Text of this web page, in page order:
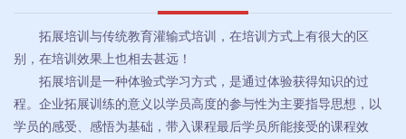
拓展培训与传统教育灌输式培训，在培训方式上有很大的区
别，在培训效果上也相去甚远！
拓展培训是一种体验式学习方式，是通过体验获得知识的过
程。企业拓展训练的意义以学员高度的参与性为主要指导思想，以
学员的感受、感悟为基础，带入课程最后学员所能接受的课程效